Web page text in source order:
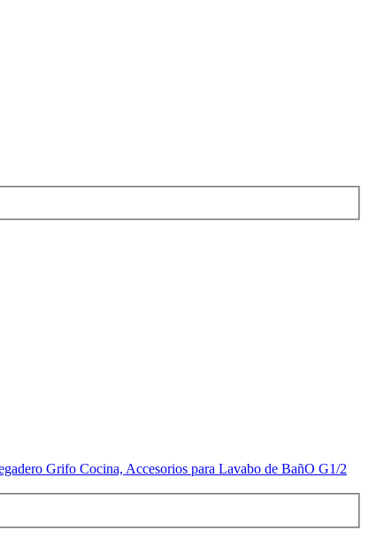
Grifo Cocina, Accesorios para Lavabo de BañO G1/2